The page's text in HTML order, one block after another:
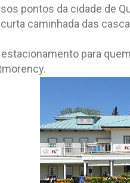
pontos da cidade de
caminhada das
para